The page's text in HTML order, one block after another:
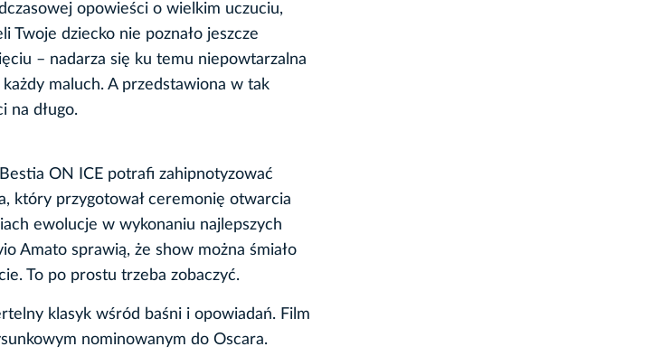
opowieści o wielkim uczuciu,
Twoje dziecko nie poznało jeszcze
– nadarza się ku temu niepowtarzalna
maluch. A przedstawiona w tak
na długo.
ON ICE potrafi zahipnotyzować
który przygotował ceremonię otwarcia
ewolucje w wykonaniu najlepszych
Amato sprawią, że show można śmiało
To po prostu trzeba zobaczyć.
klasyk wśród baśni i opowiadań. Film
nominowanym do Oscara.